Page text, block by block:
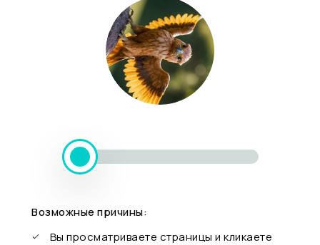
Возможные причины:
Вы просматриваете страницы и кликаете